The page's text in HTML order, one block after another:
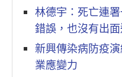
林德宇：死亡連
錯誤，也沒有出
新興傳染病防疫
業應變力